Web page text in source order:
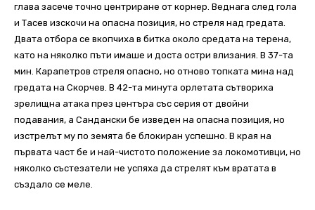
глава засече точно центриране от корнер. Веднага след гола
и Тасев изскочи на опасна позиция, но стреля над гредата.
Двата отбора се вкопчиха в битка около средата на терена,
като на няколко пъти имаше и доста остри влизания. В 37-та
мин. Карапетров стреля опасно, но отново топката мина над
гредата на Скорчев. В 42-та минута орлетата сътвориха
зрелищна атака през центъра със серия от двойни
подавания, а Сандански бе изведен на опасна позиция, но
изстрелът му по земята бе блокиран успешно. В края на
първата част бе и най-чистото положение за локомотивци, но
няколко състезатели не успяха да стрелят към вратата в
създало се меле.